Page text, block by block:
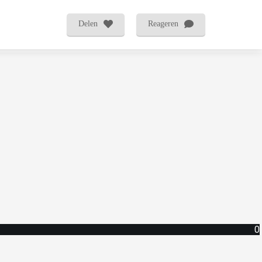
Delen Reageren
0